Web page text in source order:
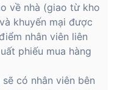
về nhà (giao từ kho
khuyến mại được
nhân viên liên
phiếu mua hàng
có nhân viên bên